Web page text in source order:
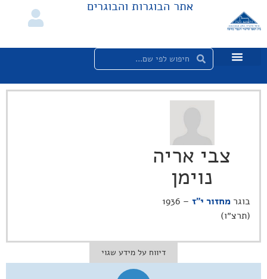
אתר הבוגרות והבוגרים
צבי אריה
נוימן
בוגר מחזור י"ז
– 1936
(תרצ״ו)
דיווח על מידע שגוי